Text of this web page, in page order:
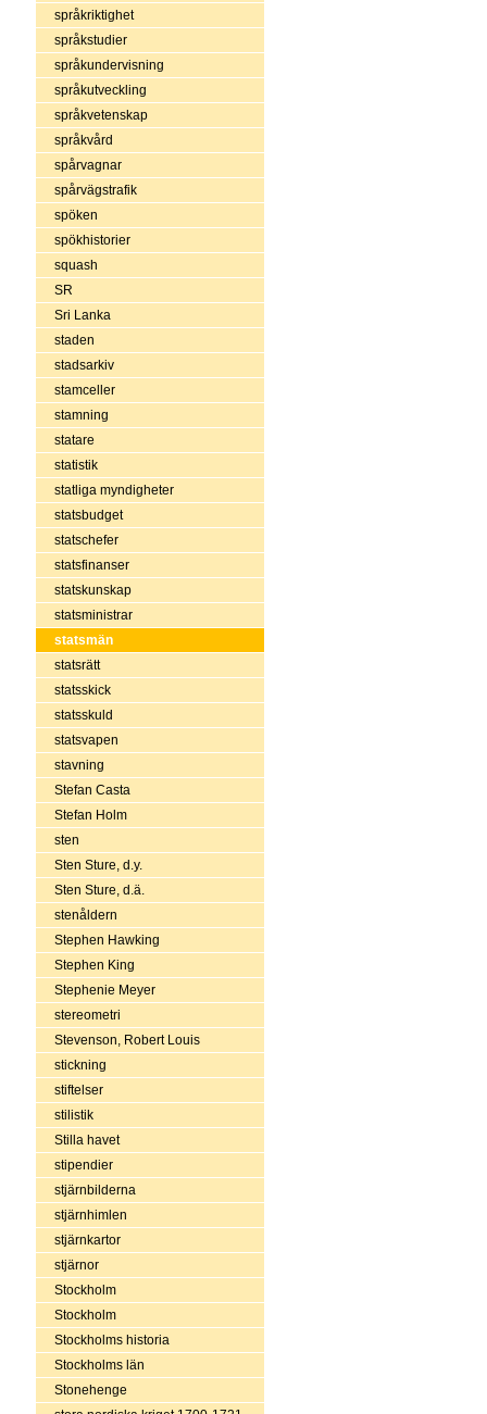
språkriktighet
språkstudier
språkundervisning
språkutveckling
språkvetenskap
språkvård
spårvagnar
spårvägstrafik
spöken
spökhistorier
squash
SR
Sri Lanka
staden
stadsarkiv
stamceller
stamning
statare
statistik
statliga myndigheter
statsbudget
statschefer
statsfinanser
statskunskap
statsministrar
statsmän
statsrätt
statsskick
statsskuld
statsvapen
stavning
Stefan Casta
Stefan Holm
sten
Sten Sture, d.y.
Sten Sture, d.ä.
stenåldern
Stephen Hawking
Stephen King
Stephenie Meyer
stereometri
Stevenson, Robert Louis
stickning
stiftelser
stilistik
Stilla havet
stipendier
stjärnbilderna
stjärnhimlen
stjärnkartor
stjärnor
Stockholm
Stockholm
Stockholms historia
Stockholms län
Stonehenge